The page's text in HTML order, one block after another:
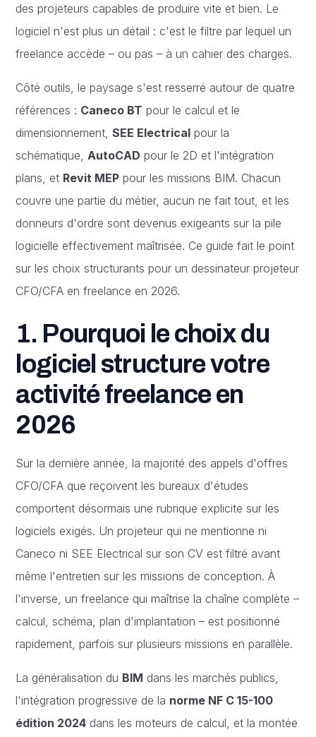
des projeteurs capables de produire vite et bien. Le
logiciel n'est plus un détail : c'est le filtre par lequel un
freelance accède – ou pas – à un cahier des charges.
Côté outils, le paysage s'est resserré autour de quatre
références : Caneco BT pour le calcul et le
dimensionnement,SEE Electrical pour la
schématique, AutoCAD pour le 2D et l'intégration
plans, et Revit MEP pour les missions BIM. Chacun
couvre une partie du métier, aucun ne fait tout, et les
donneurs d'ordre sont devenus exigeants sur la pile
logicielle effectivement maîtrisée. Ce guide fait le point
sur les choix structurants pour un dessinateur projeteur
CFO/CFA en freelance en 2026.
1. Pourquoi le choix du
logiciel structure votre
activité freelance en
2026
Sur la dernière année, la majorité des appels d'offres
CFO/CFA que reçoivent les bureaux d'études
comportent désormais une rubrique explicite sur les
logiciels exigés. Un projeteur qui ne mentionne ni
Caneco ni SEE Electrical sur son CV est filtré avant
même l'entretien sur les missions de conception. À
l'inverse, un freelance qui maîtrise la chaîne complète –
calcul, schéma, plan d'implantation – est positionné
rapidement, parfois sur plusieurs missions en parallèle.
La généralisation du BIM dans les marchés publics,
l'intégration progressive de la norme NF C 15-100
édition 2024 dans les moteurs de calcul, et la montée